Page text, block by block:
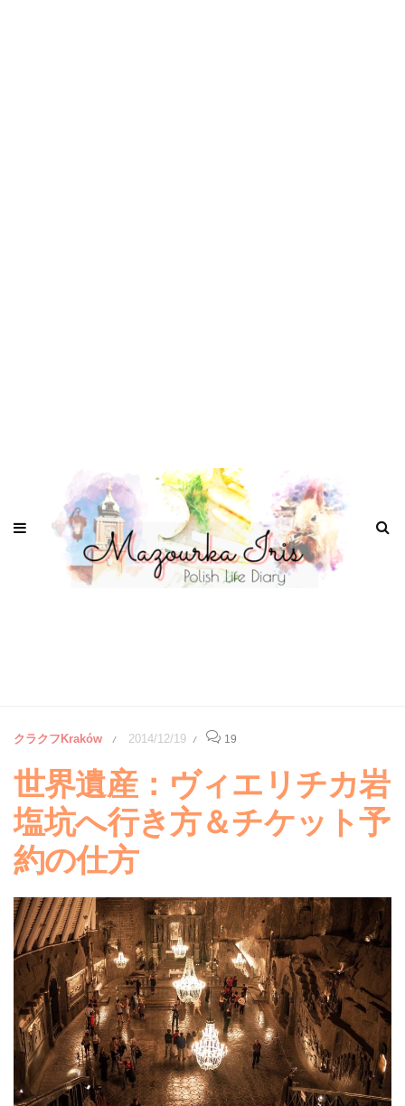
クラクフKraków / 2014/12/19 / 19
世界遺産：ヴィエリチカ岩
塩坑へ行き方＆チケット予
約の仕方